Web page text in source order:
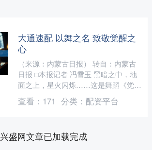
大通速配 以舞之名 致敬觉醒之
心
（来源：内蒙古日报） 转自：内蒙古
日报 □本报记者 冯雪玉 黑暗之中，地
面之上，星火闪烁……这是舞蹈《觉
醒》的开场。当音乐响起，一众青年在
瑀瑀前行中看到这束星火....
查看： 171 分类： 配资平台
兴盛网文章已加载完成